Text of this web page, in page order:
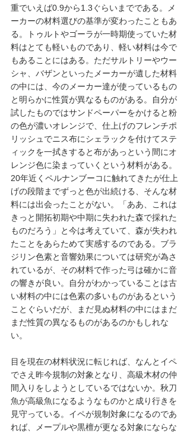
重でいえば0.9から1.3ぐらいまでである。メ
ーカーの材料選びの基準が変わったこともあ
る。トゥルトやゴーラが一時期使っていた材
料はとても軽いものであり、軽い材料は今で
もあることにはある。ただサルトリーやウー
シャ、バザンといったメーカーが遺した材料
の中には、今のメーカー達が使っているもの
と明らかに性質が異なるものがある。自分が
試したものではサンドペーパーをかけると粉
の色が濃いオレンジで、仕上げのフレンチポ
リッシュでニス布にシェラックを付けてステ
ィックを一拭きすると布があっという間にオ
レンジ色に染まっていくという材料がある。
20年近くペルナンブーコに触れてきたが仕上
げの段階までずっと色が出続ける、そんな材
料には出会ったことがない。「ああ、これは
きっと開拓初期や中期に失われた森で採れた
ものだろう」と今は考えていて、森が失われ
たことをあらためて実感するのである。ブラ
ジリン色素と音響効果については研究が為さ
れているが、その材料で作った弓は確かに音
の響きが良い。自分がわかっていることは古
い材料の中には色素の多いものがあるという
ことぐらいだが、まだ見ぬ材料の中にはまだ
まだ性質の異なるものがあるのかもしれな
い。
目を現在の材料状況に転じれば、なんとイペ
でさえ昨今規制の対象となり、高級木材の仲
間入りをしようとしているではないか。秋刀
魚が高級魚になるようなものかと成り行きを
見守っている。イペが規制対象になるのであ
れば、メープルや黒檀が更なる対象にならな